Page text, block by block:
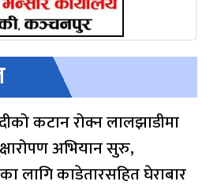
कटान रोक्न लालझाडीमा
अभियान सुरु,
लागि काडेतारसहित घेराबार